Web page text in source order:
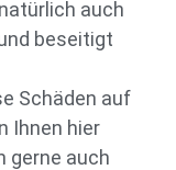
auch
beseitigt
Schäden auf
Ihnen hier
gerne auch